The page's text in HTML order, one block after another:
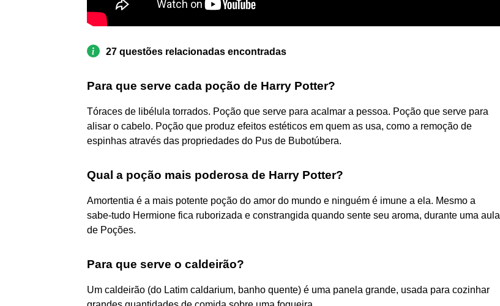
27 questões relacionadas encontradas
Para que serve cada poção de Harry Potter?
Tóraces de libélula torrados. Poção que serve para acalmar a pessoa. Poção que serve para
alisar o cabelo. Poção que produz efeitos estéticos em quem as usa, como a remoção de
espinhas através das propriedades do Pus de Bubotúbera.
Qual a poção mais poderosa de Harry Potter?
Amortentia é a mais potente poção do amor do mundo e ninguém é imune a ela. Mesmo a
sabe-tudo Hermione fica ruborizada e constrangida quando sente seu aroma, durante uma aula
de Poções.
Para que serve o caldeirão?
Um caldeirão (do Latim caldarium, banho quente) é uma panela grande, usada para cozinhar